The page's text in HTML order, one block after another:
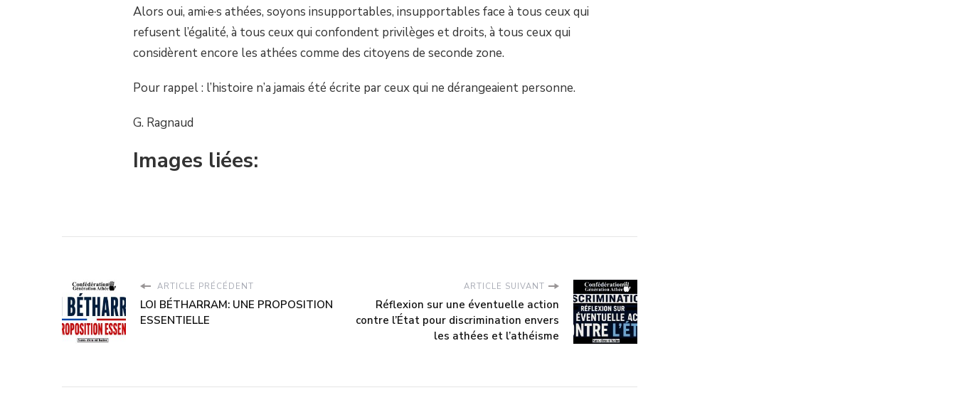
Alors oui, ami·e·s athées, soyons insupportables, insupportables face à tous ceux qui
refusent l’égalité, à tous ceux qui confondent privilèges et droits, à tous ceux qui
considèrent encore les athées comme des citoyens de seconde zone.
Pour rappel : l’histoire n’a jamais été écrite par ceux qui ne dérangeaient personne.
G. Ragnaud
Images liées:
ARTICLE PRÉCÉDENT
LOI BÉTHARRAM: UNE PROPOSITION
ESSENTIELLE
ARTICLE SUIVANT
Réflexion sur une éventuelle action
contre l’État pour discrimination envers
les athées et l’athéisme